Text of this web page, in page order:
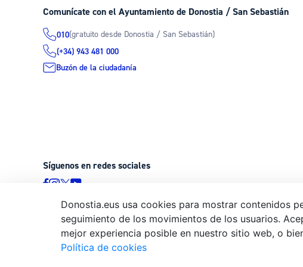
Comunícate con el Ayuntamiento de Donostia / San Sebastián
010(gratuito desde Donostia / San Sebastián)
(+34) 943 481 000
Buzón de la ciudadanía
Síguenos en redes sociales
© Donostiako Udala - Ayuntamiento de Donostia / San Sebastián Ijentea
20003 Donostia / San Sebastián
Donostia.eus usa cookies para mostrar contenidos
seguimiento de los movimientos de los usuarios.
mejor experiencia posible en nuestro sitio web, o
Política de cookies